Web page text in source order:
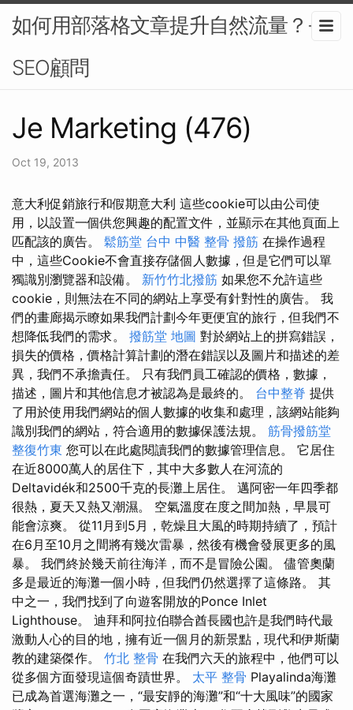
如何用部落格文章提升自然流量？-
SEO顧問
Je Marketing (476)
Oct 19, 2013
意大利促銷旅行和假期意大利 這些cookie可以由公司使
用，以設置一個供您興趣的配置文件，並顯示在其他頁面上
匹配該的廣告。 鬆筋堂 台中 中醫 整骨 撥筋 在操作過程
中，這些Cookie不會直接存儲個人數據，但是它們可以單
獨識別瀏覽器和設備。 新竹竹北撥筋 如果您不允許這些
cookie，則無法在不同的網站上享受有針對性的廣告。 我
們的畫廊揭示瞭如果我們計劃今年更便宜的旅行，但我們不
想降低我們的需求。 撥筋堂 地圖 對於網站上的拼寫錯誤，
損失的價格，價格計算計劃的潛在錯誤以及圖片和描述的差
異，我們不承擔責任。 只有我們員工確認的價格，數據，
描述，圖片和其他信息才被認為是最終的。 台中整脊 提供
了用於使用我們網站的個人數據的收集和處理，該網站能夠
識別我們的網站，符合適用的數據保護法規。 筋骨撥筋堂
整復竹東 您可以在此處閱讀我們的數據管理信息。 它居住
在近8000萬人的居住下，其中大多數人在河流的
Deltavidék和2500千克的長灘上居住。 邁阿密一年四季都
很熱，夏天又熱又潮濕。 空氣溫度在度之間加熱，早晨可
能會涼爽。 從11月到5月，乾燥且大風的時期持續了，預計
在6月至10月之間將有幾次雷暴，然後有機會發展更多的風
暴。 我們終於幾天前往海洋，而不是冒險公園。 儘管奧蘭
多是最近的海灘一個小時，但我們仍然選擇了這條路。 其
中之一，我們找到了向遊客開放的Ponce Inlet
Lighthouse。 迪拜和阿拉伯聯合酋長國也許是我們時代最
激動人心的目的地，擁有近一個月的新景點，現代和伊斯蘭
教的建築傑作。 竹北 整骨 在我們六天的旅程中，他們可以
從多個方面發現這個奇蹟世界。 太平 整骨 Playalinda海灘
已成為首選海灘之一，“最安靜的海灘”和“十大風味”的國家